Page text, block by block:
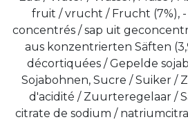
fruit / vrucht / Frucht (7%), -
concentrés / sap uit
aus konzentrierten Säften
décortiquées / Gepelde
Sojabohnen, Sucre / Suiker /
d'acidité / Zuurteregelaar /
citrate de sodium /